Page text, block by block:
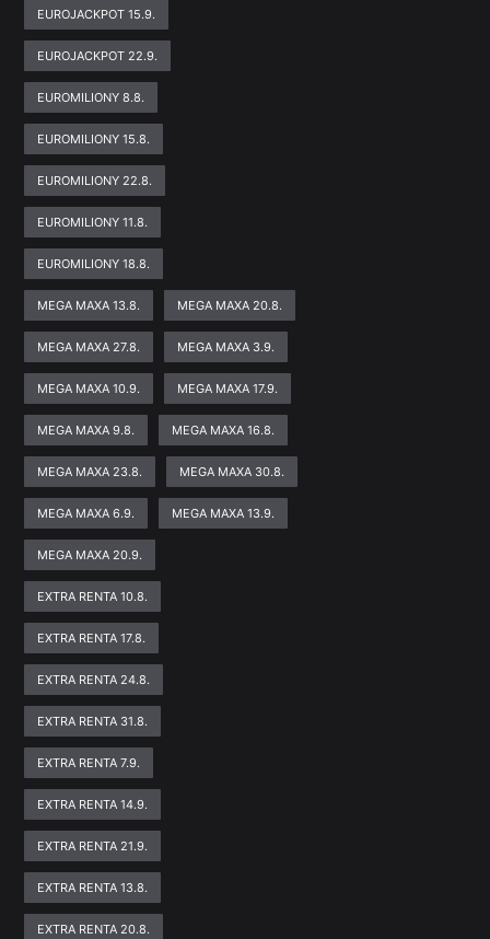
EUROJACKPOT 15.9.
EUROJACKPOT 22.9.
EUROMILIONY 8.8.
EUROMILIONY 15.8.
EUROMILIONY 22.8.
EUROMILIONY 11.8.
EUROMILIONY 18.8.
MEGA MAXA 13.8. MEGA MAXA 20.8.
MEGA MAXA 27.8. MEGA MAXA 3.9.
MEGA MAXA 10.9. MEGA MAXA 17.9.
MEGA MAXA 9.8. MEGA MAXA 16.8.
MEGA MAXA 23.8. MEGA MAXA 30.8.
MEGA MAXA 6.9. MEGA MAXA 13.9.
MEGA MAXA 20.9.
EXTRA RENTA 10.8.
EXTRA RENTA 17.8.
EXTRA RENTA 24.8.
EXTRA RENTA 31.8.
EXTRA RENTA 7.9.
EXTRA RENTA 14.9.
EXTRA RENTA 21.9.
EXTRA RENTA 13.8.
EXTRA RENTA 20.8.